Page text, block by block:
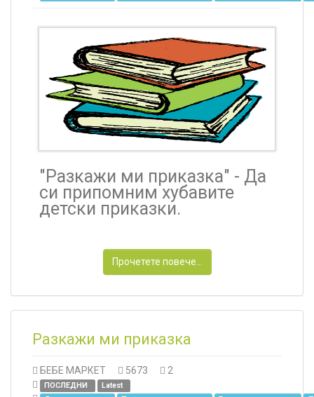
"Разкажи ми приказка" - Да
си припомним хубавите
детски приказки.
Прочетете повече...
Разкажи ми приказка
БЕБЕ МАРКЕТ 5673 2
ПОСЛЕДНИ
Latest